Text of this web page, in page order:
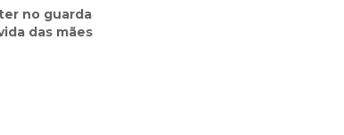
no guarda
das mães